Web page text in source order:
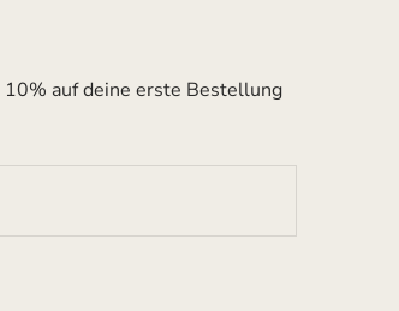
auf deine erste Bestellung